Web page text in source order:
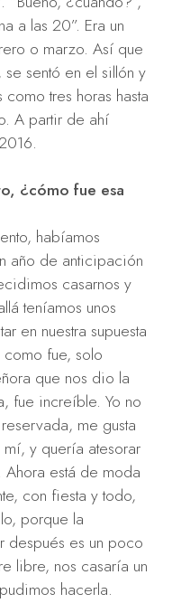
a las 20”. Era un
o marzo. Así que
sentó en el sillón y
tres horas hasta
A partir de ahí
¿cómo fue esa
habíamos
año de anticipación
casarnos y
teníamos unos
en nuestra supuesta
fue, solo
que nos dio la
fue increíble. Yo no
me gusta
y quería atesorar
está de moda
con fiesta y todo,
porque la
después es un poco
libre, nos casaría un
hacerla.